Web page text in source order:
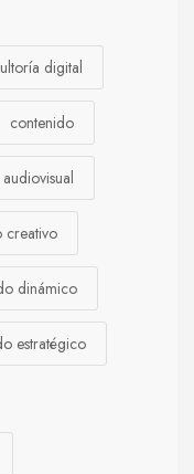
digital
contenido
creativo
dinámico
estratégico